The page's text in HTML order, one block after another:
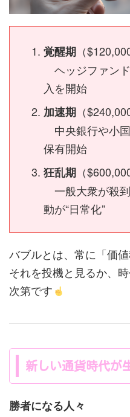
覚醒期 （
ヘッジファン
入を開始
加速期 （
中央銀行や小
保有開始
狂乱期 （
一般大衆が殺
動が“日常化”
バブルとは、常に「価
それを投機と見るか、
次第です
新しい通貨時代が
勝者になる人々